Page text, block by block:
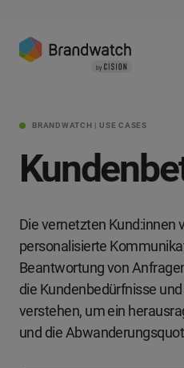
BRANDWATCH | USE CASES
Die vernetzten Kund:innen
personalisierte
Beantwortung von
die Kundenbedürfnisse
verstehen, um ein
und die